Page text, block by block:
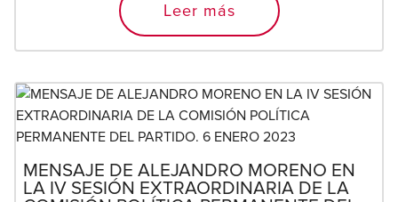
Leer más
MENSAJE DE ALEJANDRO MORENO EN
LA IV SESIÓN EXTRAORDINARIA DE LA